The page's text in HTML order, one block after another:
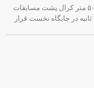
هومر عباسی، شناگر تیم ملی ایران، در دور مقدماتی ماده ۵۰ متر کرال پشت مسابقات